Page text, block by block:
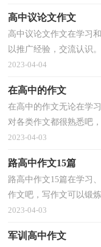
高中议论文作文
高中议论文作文在学习
以推广经验，交流认识
下面是小编帮大家整理
2023-04-04
在高中的作文
在高中的作文无论在学
对各类作文都很熟悉吧
动。你知道作文怎样才
2023-04-03
路高中作文15篇
路高中作文15篇在学习
作文吧，写作文可以锻
自己未来的方向。为了
2023-04-03
军训高中作文